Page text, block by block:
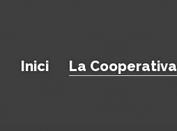
Inici La Cooperativa